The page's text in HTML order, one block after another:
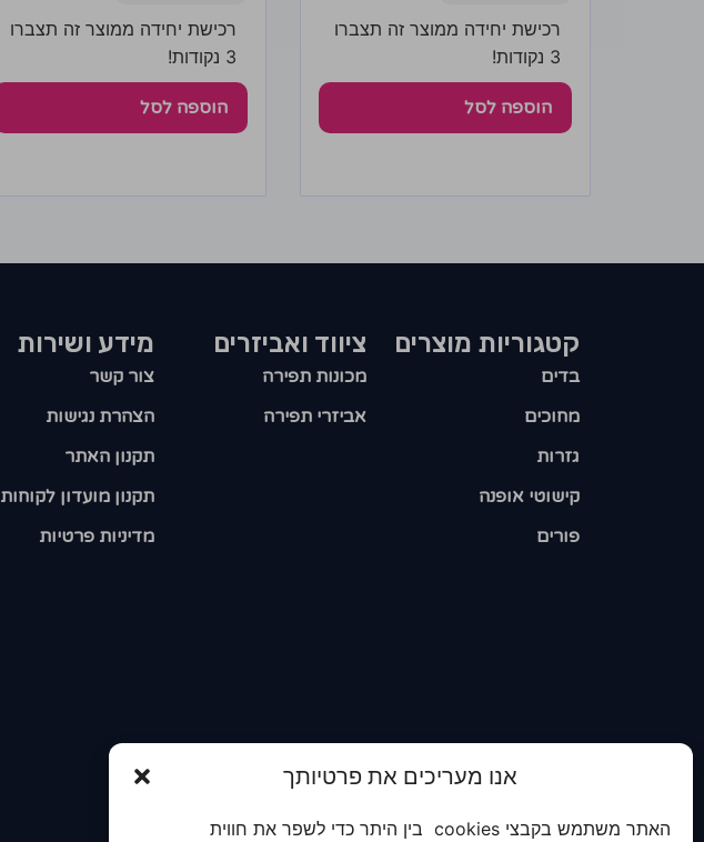
אנו מעריכים את פרטיותך
האתר משתמש בקבצי cookies בין היתר כדי לשפר את חווית
רכישת יחידה ממוצר זה תצברו
3 נקודות!
הוספה לסל
רכישת יחידה ממוצר זה תצברו
3 נקודות!
הוספה לסל
קטגוריות מוצרים​
בדים
מחוכים
גזרות
קישוטי אופנה
פורים
ציווד ואביזרים
מכונות תפירה
אביזרי תפירה
מידע ושירות
צור קשר
הצהרת נגישות
תקנון האתר
תקנון מועדון לקוחות
מדיניות פרטיות